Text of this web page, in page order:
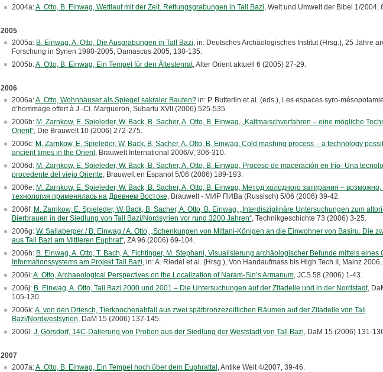
2004a:A. Otto, B. Einwag, Wettlauf mit der Zeit. Rettungsgrabungen in Tall Bazi, Welt und Umwelt der Bibel 1/2004,
2005
2005a: B. Einwag, A. Otto, Die Ausgrabungen in Tall Bazi, in: Deutsches Archäologisches Institut (Hrsg.), 25 Jahre
Forschung in Syrien 1980-2005, Damascus 2005, 130-135.
2005b:A. Otto, B. Einwag, Ein Tempel für den Ältestenrat, Alter Orient aktuell 6 (2005) 27-29.
2006
2006a:A. Otto, Wohnhäuser als Spiegel sakraler Bauten?in: P. Butterlin et al. (eds.), Les espaces syro-
d’hommage offert à J.-Cl. Margueron, Subartu XVII (2006) 525-535.
2006b: M. Zarnkow, E. Spieleder, W. Back, B. Sacher, A. Otto, B. Einwag, „Kaltmaischverfahren – eine mögliche
Orient“, Die Brauwelt 10 (2006) 272-275.
2006c: M. Zarnkow, E. Spieleder, W. Back, B. Sacher, A. Otto, B. Einwag, Cold mashing process – a technology
ancient times in the Orient, Brauwelt International 2006/V, 306-310.
2006d: M. Zarnkow, E. Spieleder, W. Back, B. Sacher, A. Otto, B. Einwag, Proceso de maceración en frío- Una
procedente del viejo Oriente, Brauwelt en Espanol 5/06 (2006) 189-193.
2006e: M. Zarnkow, E. Spieleder, W. Back, B. Sacher, A. Otto, B. Einwag, Метод холодного затирания – возможно,
технология применялась на Древнем Востоке, Brauwelt - МИР ПИВа (Russisch) 5/06 (2006) 39-42.
2006f: M. Zarnkow, E. Spieleder, W. Back, B. Sacher, A. Otto, B. Einwag, „Interdisziplinäre Untersuchungen zum
Bierbrauen in der Siedlung von Tall Bazi/Nordsyrien vor rund 3200 Jahren“, Technikgeschichte 73 (2006) 3-25.
2006g: W. Sallaberger / B. Einwag / A. Otto, „Schenkungen von Mittani-Königen an die Einwohner von Basiru. Die
aus Tall Bazi am Mittleren Euphrat“, ZA 96 (2006) 69-104.
2006h: B. Einwag, A. Otto, T. Bach, A. Fichtinger, M. Stephani, Visualisierung archäologischer Befunde mittels eines
Informationssystems am Projekt Tall Bazi, in: A. Riedel et al. (Hrsg.), Von Handaufmass bis High Tech II, Mainz
2006i:A. Otto, Archaeological Perspectives on the Localization of Naram-Sin’s Armanum, JCS 58 (2006) 1-43.
2006j: B. Einwag, A. Otto, Tall Bazi 2000 und 2001 – Die Untersuchungen auf der Zitadelle und in der Nordstadt,
105-130.
2006k:A. von den Driesch, Tierknochenabfall aus zwei spätbronzezeitlichen Räumen auf der Zitadelle von Tall
Bazi/Nordwestsyrien, DaM 15 (2006) 137-145.
2006l: J. Görsdorf, 14C-Datierung von Proben aus der Siedlung der Weststadt von Tall Bazi, DaM 15 (2006) 131-
2007
2007a:A. Otto, B. Einwag, Ein Tempel hoch über dem Euphrattal , Antike Welt 4/2007, 39-46.